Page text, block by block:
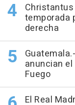
temporada
derecha
anuncian
Fuego
El Real